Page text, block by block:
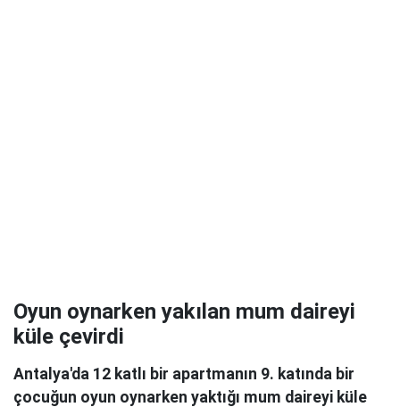
Oyun oynarken yakılan mum daireyi
küle çevirdi
Antalya'da 12 katlı bir apartmanın 9. katında bir
çocuğun oyun oynarken yaktığı mum daireyi küle